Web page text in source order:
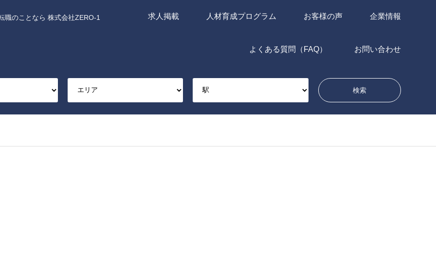
職のことなら 株式会社ZERO-1 求人掲載 人材育成プログラム お客様の声 企業情報
よくある質問（FAQ） お問い合わせ